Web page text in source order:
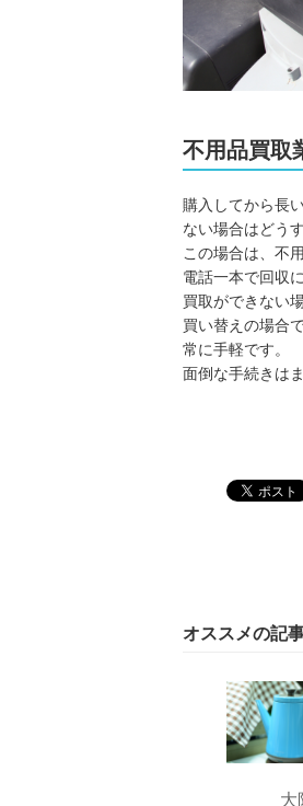
不用品買取
購入してから長
ない場合はどう
この場合は、不
電話一本で回収
買取ができない
買い替えの場合
常に手軽です。
面倒な手続きは
オススメの記
大